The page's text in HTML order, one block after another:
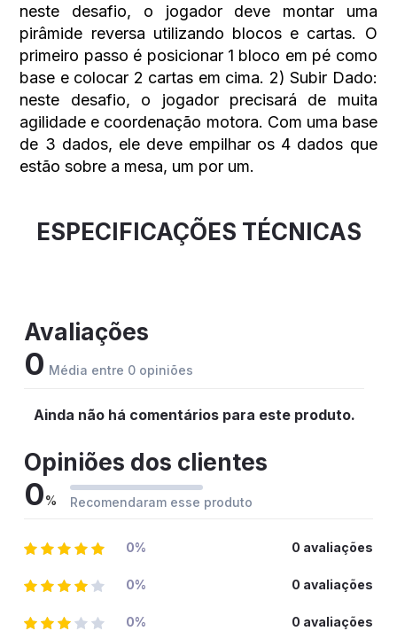
neste desafio, o jogador deve montar uma
pirâmide reversa utilizando blocos e cartas. O
primeiro passo é posicionar 1 bloco em pé como
base e colocar 2 cartas em cima. 2) Subir Dado:
neste desafio, o jogador precisará de muita
agilidade e coordenação motora. Com uma base
de 3 dados, ele deve empilhar os 4 dados que
estão sobre a mesa, um por um.
ESPECIFICAÇÕES TÉCNICAS
Avaliações
0 Média entre 0 opiniões
Ainda não há comentários para este produto.
Opiniões dos clientes
0% Recomendaram esse produto
0% 0 avaliações
0% 0 avaliações
0% 0 avaliações